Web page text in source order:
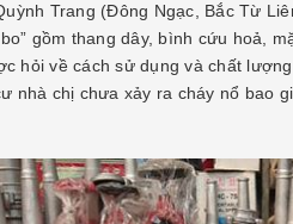
Trang (Đông Ngạc, Bắc Từ
gồm thang dây, bình cứu hoả,
hỏi về cách sử dụng và chất
nhà chị chưa xảy ra cháy nổ bao